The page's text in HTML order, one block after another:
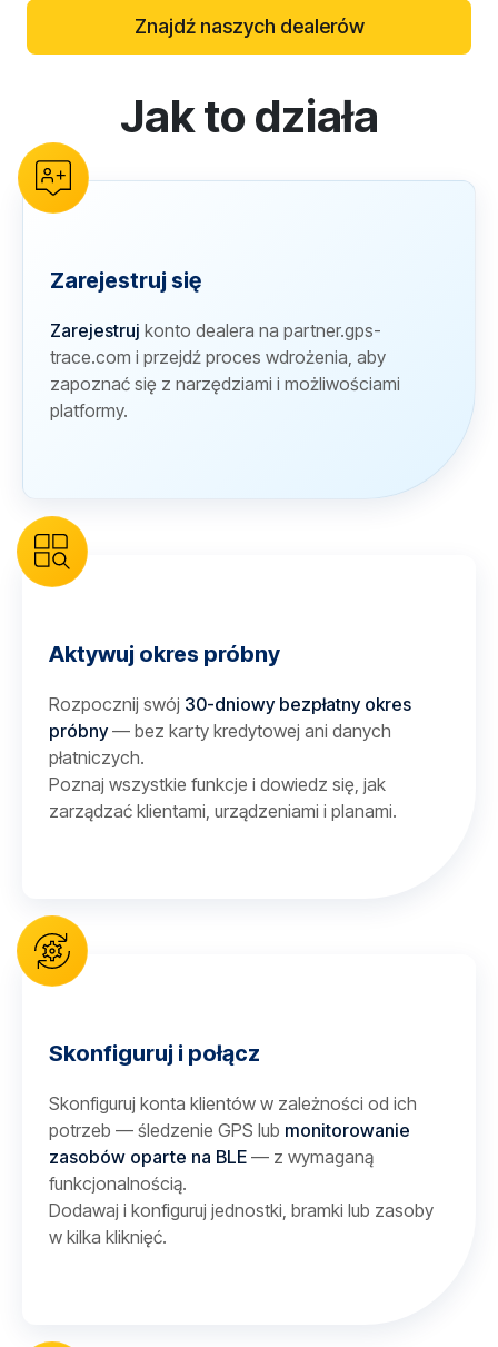
Znajdź naszych dealerów
reCAPTCHA verificationJak to działa
Zarejestruj się
Zarejestruj konto dealera na partner.gps-
trace.com i przejdź proces wdrożenia, aby
zapoznać się z narzędziami i możliwościami
platformy.
Aktywuj okres próbny
Rozpocznij swój 30-dniowy bezpłatny okres
próbny— bez karty kredytowej ani danych
płatniczych.
Poznaj wszystkie funkcje i dowiedz się, jak
zarządzać klientami, urządzeniami i planami.
Skonfiguruj i połącz
Skonfiguruj konta klientów w zależności od ich
potrzeb — śledzenie GPS lub monitorowanie
zasobów oparte na BLE — z wymaganą
funkcjonalnością.
Dodawaj i konfiguruj jednostki, bramki lub zasoby
w kilka kliknięć.